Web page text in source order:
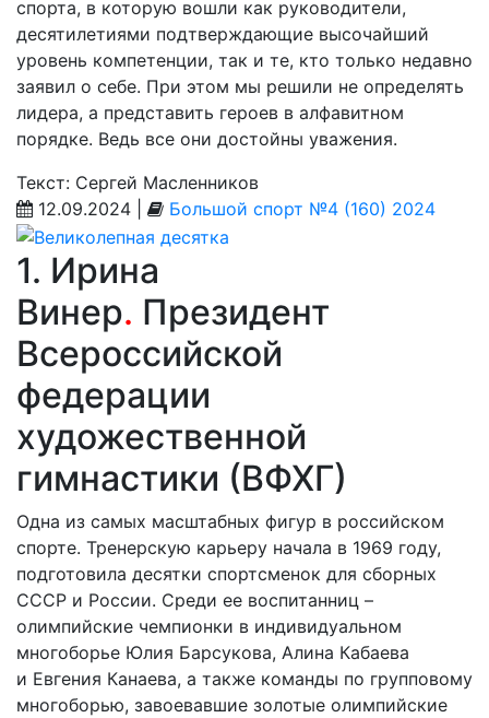
спорта, в которую вошли как руководители,
десятилетиями подтверждающие высочайший
уровень компетенции, так и те, кто только недавно
заявил о себе. При этом мы решили не определять
лидера, а представить героев в алфавитном
порядке. Ведь все они достойны уважения.
Текст: Сергей Масленников
12.09.2024 |
Большой спорт №4 (160) 2024
1. Ирина
Винер. Президент
Всероссийской
федерации
художественной
гимнастики (ВФХГ)
Одна из самых масштабных фигур в российском
спорте. Тренерскую карьеру начала в 1969 году,
подготовила десятки спортсменок для сборных
СССР и России. Среди ее воспитанниц –
олимпийские чемпионки в индивидуальном
многоборье Юлия Барсукова, Алина Кабаева
и Евгения Канаева, а также команды по групповому
многоборью, завоевавшие золотые олимпийские